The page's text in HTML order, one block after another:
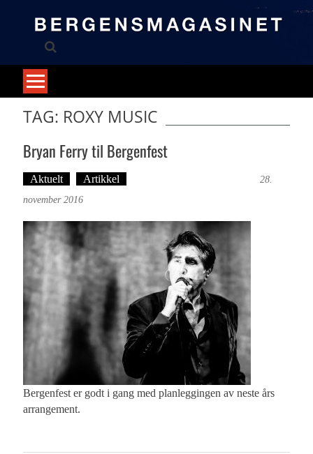
TAG: ROXY MUSIC
Bryan Ferry til Bergenfest
Aktuelt Artikkel
28.
november 2016
Bergenfest er godt i gang med planleggingen av neste års
arrangement.